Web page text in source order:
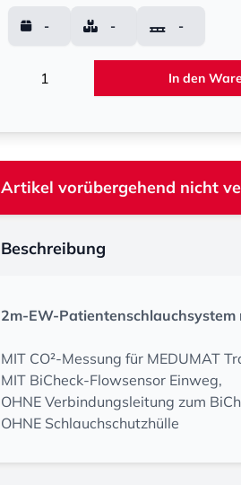
- - -
In den
Artikel vorübergehend nicht
Beschreibung
2m-EW-
MIT CO²-Messung für MEDUMAT
MIT BiCheck-Flowsensor Einweg,
OHNE Verbindungsleitung zum
OHNE Schlauchschutzhülle